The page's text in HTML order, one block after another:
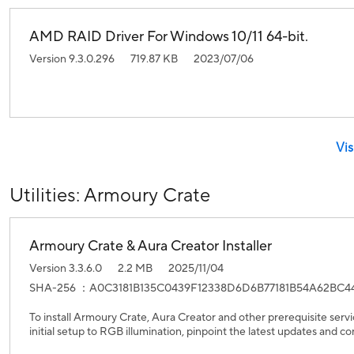
AMD RAID Driver For Windows 10/11 64-bit.
Version 9.3.0.296 719.87 KB 2023/07/06
Utilities: Armoury Crate
Armoury Crate & Aura Creator Installer
Version 3.3.6.0 2.2 MB
2025/11/04
SHA-256 ：
To install Armoury Crate, Aura Creator and other prerequisite
initial setup to RGB illumination, pinpoint the latest updates and